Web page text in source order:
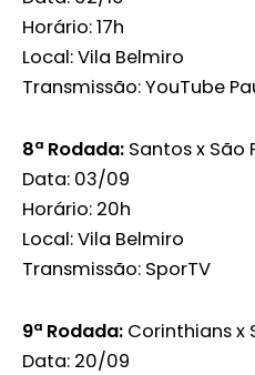
Horário: 17h
Local: Vila Belmiro
Transmissão: YouTube
8ª Rodada: Santos x São
Data: 03/09
Horário: 20h
Local: Vila Belmiro
Transmissão: SporTV
9ª Rodada: Corinthians x
Data: 20/09